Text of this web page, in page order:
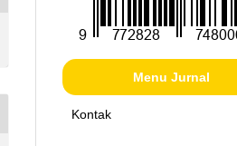
Menu Jurnal
Kontak